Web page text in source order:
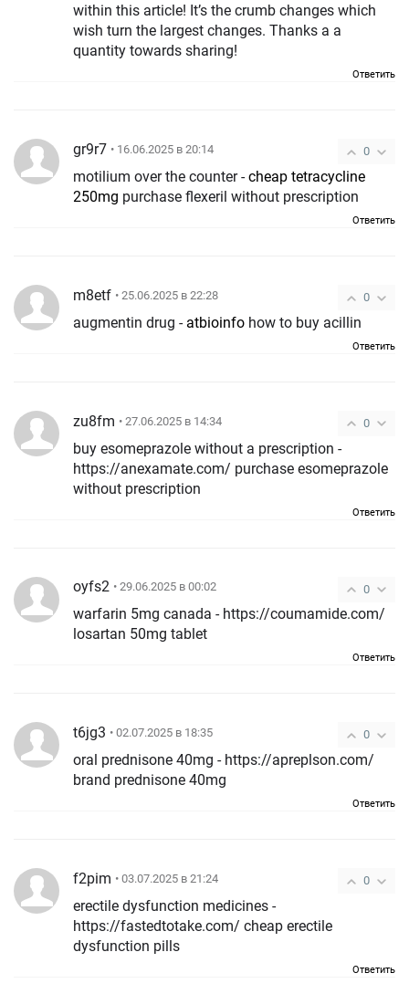
within this article! It’s the crumb changes which
wish turn the largest changes. Thanks a a
quantity towards sharing!
Ответить
0
gr9r7 • 16.06.2025 в 20:14
motilium over the counter -cheap tetracycline
250mg purchase flexeril without prescription
Ответить
0
m8etf • 25.06.2025 в 22:28
augmentin drug - atbioinfo how to buy acillin
Ответить
0
zu8fm • 27.06.2025 в 14:34
buy esomeprazole without a prescription -
https://anexamate.com/ purchase esomeprazole
without prescription
Ответить
0
oyfs2 • 29.06.2025 в 00:02
warfarin 5mg canada - https://coumamide.com/
losartan 50mg tablet
Ответить
0
t6jg3 • 02.07.2025 в 18:35
oral prednisone 40mg - https://apreplson.com/
brand prednisone 40mg
Ответить
0
f2pim • 03.07.2025 в 21:24
erectile dysfunction medicines -
https://fastedtotake.com/ cheap erectile
dysfunction pills
Ответить